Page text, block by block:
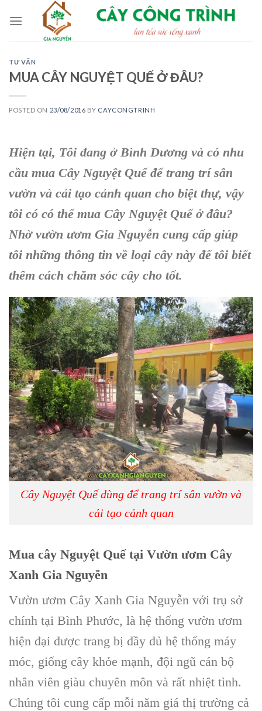
TƯ VẤN
MUA CÂY NGUYỆT QUẾ Ở ĐÂU?
POSTED ON 23/08/2016 BY CAYCONGTRINH
Hiện tại, Tôi đang ở Bình Dương và có nhu
cầu mua Cây Nguyệt Quếđểtrang trí sân
vườn và cải tạo cảnh quan cho biệt thự, vậy
tôi có có thể mua Cây Nguyệt Quếở đâu?
Nhờ vườn ươm Gia Nguyễn cung cấp giúp
tôi những thông tin về loại cây này để tôi biết
thêm cách chăm sóc cây cho tốt.
Cây Nguyệt Quế dùng để trang trí sân vườn và
cải tạo cảnh quan
Mua cây Nguyệt Quế tại Vườn ươm Cây
Xanh Gia Nguyễn
Vườn ươm Cây Xanh Gia Nguyễn với trụ sở
chính tại Bình Phước, là hệ thống vườn ươm
hiện đại được trang bị đầy đủ hệ thống máy
móc, giống cây khỏe mạnh, đội ngũ cán bộ
nhân viên giàu chuyên môn và rất nhiệt tình.
Chúng tôi cung cấp mỗi năm giá thị trường cả